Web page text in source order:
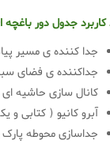
کاربرد جدول دور باغچه
جدا کننده ی مسیر
جداکننده ی فضای
کانال سازی حاشیه ای
آبرو کانیو ( کتابی و
جداسازی محوطه پارک